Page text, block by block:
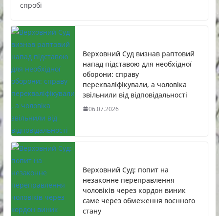
спробі
Верховний Суд визнав раптовий
напад підставою для необхідної
оборони: справу
перекваліфікували, а чоловіка
звільнили від відповідальності
06.07.2026
Верховний Суд: попит на
незаконне переправлення
чоловіків через кордон виник
саме через обмеження воєнного
стану